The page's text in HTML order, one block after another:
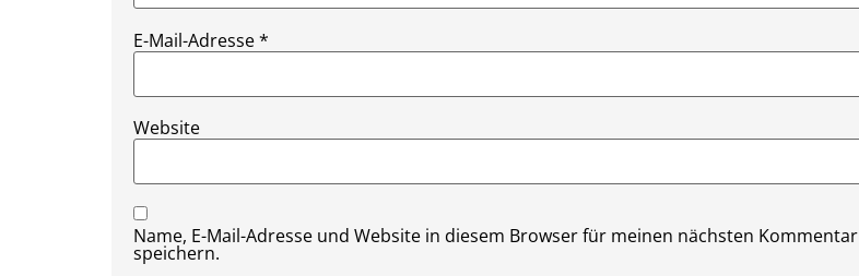
E-Mail-Adresse*
Website
Name, E-Mail-Adresse und Website in diesem Browser für meinen nächsten Kommentar
speichern.